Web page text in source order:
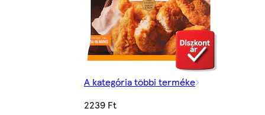
A kategória többi terméke
2239 Ft